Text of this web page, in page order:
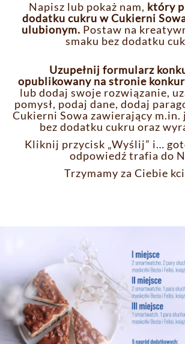
Napisz lub pokaż nam, który
dodatku cukru w Cukierni
ulubionym. Postaw na
smaku bez dodatku
Uzupełnij formularz
opublikowany na stronie
lub dodaj swoje rozwiązanie,
pomysł, podaj dane, dodaj
Cukierni Sowa zawierający m.in.
bez dodatku cukru oraz
Kliknij przycisk „Wyślij” i…
odpowiedź trafia do
Trzymamy za Ciebie